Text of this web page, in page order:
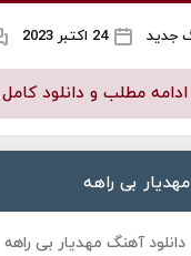
جدید 24 اکتبر 2023
ادامه مطلب و دانلود کامل
بی راهه
دانلود آهنگ مهدیار بی راهه